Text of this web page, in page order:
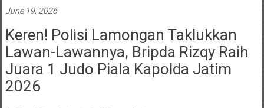
Keren! Polisi Lamongan Taklukkan
Lawan-Lawannya, Bripda Rizqy Raih
Juara 1 Judo Piala Kapolda Jatim